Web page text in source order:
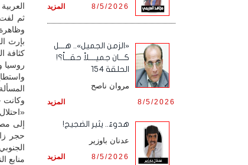
ثم
بإرث
روسيا
وكانت
إلى
حجر
منابع
المزيد 8/5/2026
«الزمن الجميل».. هـــل
كـــان جميــــلاً حقـــاً؟!
الحلقة 154
مروان ناصح
المزيد 8/5/2026
هدوءٌ.. يثير الضجيج!
عدنان باوزير
المزيد 8/5/2026